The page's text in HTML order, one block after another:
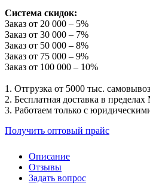
Система скидок:
Заказ от 20 000 – 5%
Заказ от 30 000 – 7%
Заказ от 50 000 – 8%
Заказ от 75 000 – 9%
Заказ от 100 000 – 10%
1. Отгрузка от 5000 тыс.
2. Бесплатная доставка в
3. Работаем только с
Получить оптовый прайс
Описание
Отзывы
Задать вопрос